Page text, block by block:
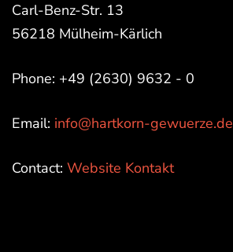
Carl-Benz-Str. 13
56218 Mülheim-Kärlich
Phone: +49 (2630) 9632 - 0
Email: info@hartkorn-gewuerze.de
Contact: Website Kontakt